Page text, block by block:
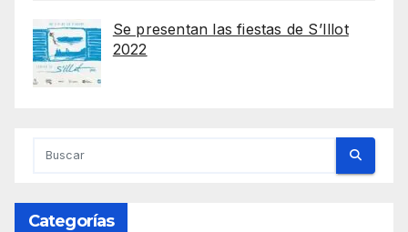
Se presentan las fiestas de S’Illot
2022
Categorías